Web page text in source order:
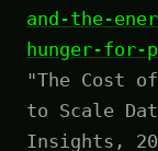
and-the-
hunger-for-
"The Cost
to Scale
Insights,